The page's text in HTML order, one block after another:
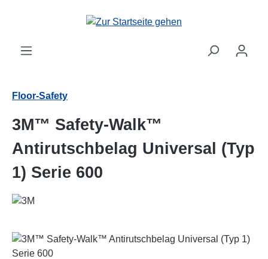
Zum Hauptinhalt springen
Floor-Safety
3M™ Safety-Walk™
Antirutschbelag Universal (Typ
1) Serie 600
Bildergalerie überspringen